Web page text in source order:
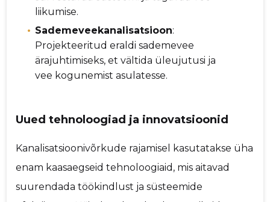
liikumise.
Sademeveekanalisatsioon:
Projekteeritud eraldi sademevee
ärajuhtimiseks, et vältida üleujutusi ja
vee kogunemist asulatesse.
Uued tehnoloogiad ja innovatsioonid
Kanalisatsioonivõrkude rajamisel kasutatakse üha
enam kaasaegseid tehnoloogiaid, mis aitavad
suurendada töökindlust ja süsteemide